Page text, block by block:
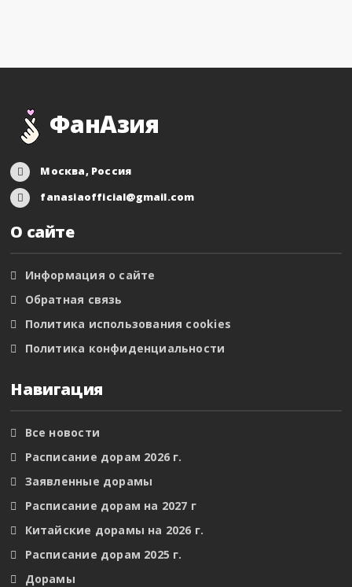
ФанАзия
Москва, Россия
fanasiaofficial@gmail.com
О сайте
Информация о сайте
Обратная связь
Политика использования cookies
Политика конфиденциальности
Навигация
Все новости
Расписание дорам 2026 г.
Заявленные дорамы
Расписание дорам на 2027 г
Китайские дорамы на 2026 г.
Расписание дорам 2025 г.
Дорамы